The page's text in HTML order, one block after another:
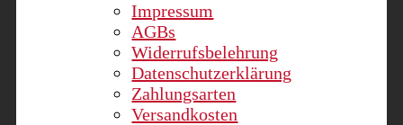
Impressum
AGBs
Widerrufsbelehrung
Datenschutzerklärung
Zahlungsarten
Versandkosten